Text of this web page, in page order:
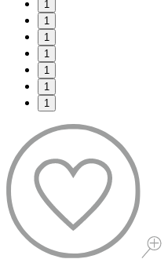
1
1
1
1
1
1
1